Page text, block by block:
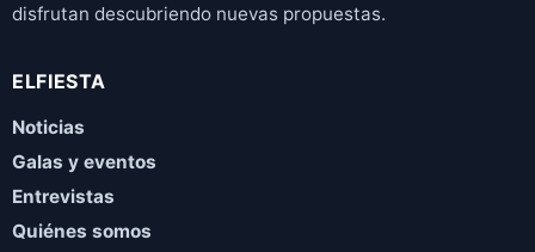
disfrutan descubriendo nuevas propuestas.
ELFIESTA
Noticias
Galas y eventos
Entrevistas
Quiénes somos